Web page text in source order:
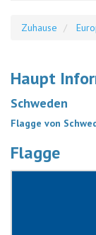
Zuhause
Haupt
Schweden
Flagge von
Flagge